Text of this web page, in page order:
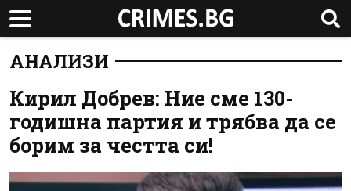
АНАЛИЗИ
Кирил Добрев: Ние сме 130-
годишна партия и трябва да се
борим за честта си!